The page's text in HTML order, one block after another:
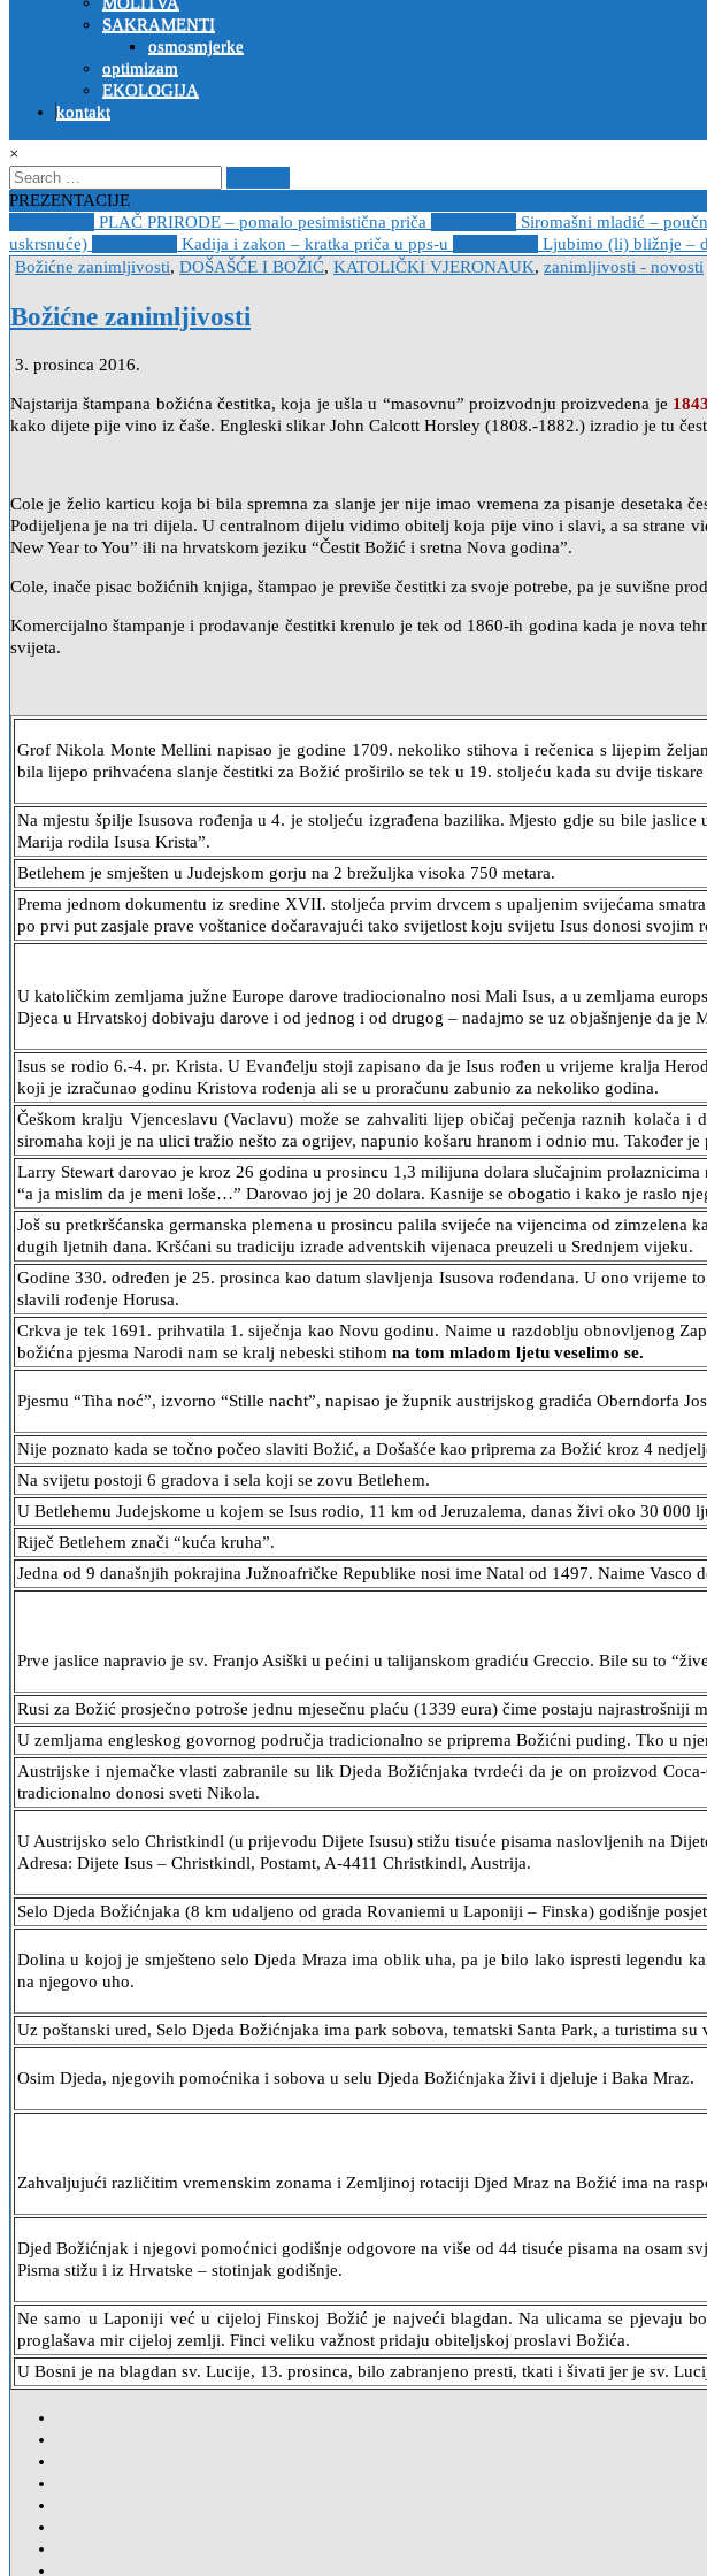
SAKRAMENTI
osmosmjerke
optimizam
EKOLOGIJA
kontakt
×
Search
for:
PREZENTACIJE
PLAČ PRIRODE – pomalo pesimistična priča Siromašni mladić –
uskrsnuće)
Kadija i zakon – kratka priča u pps-u Ljubimo (li) bližnje –
Posted
Božićne zanimljivosti, DOŠAŠĆE I BOŽIĆ, KATOLIČKI VJERONAUK, zanimljivosti - novosti
Božićne zanimljivosti
3. prosinca 2016.
Najstarija štampana božićna čestitka, koja je ušla u “masovnu” proizvodnju proizvedena je
kako dijete pije vino iz čaše. Engleski slikar John Calcott Horsley (1808.-1882.) izradio je tu
Cole je želio karticu koja bi bila spremna za slanje jer nije imao vremena za pisanje
Podijeljena je na tri dijela. U centralnom dijelu vidimo obitelj koja pije vino i slavi, a sa strane
New Year to You” ili na hrvatskom jeziku “Čestit Božić i sretna Nova godina”.
Cole, inače pisac božićnih knjiga, štampao je previše čestitki za svoje potrebe, pa je suvišne
Komercijalno štampanje i prodavanje čestitki krenulo je tek od 1860-ih godina kada je nova
svijeta.
Grof Nikola Monte Mellini napisao je godine 1709. nekoliko stihova i rečenica s lijepim
bila lijepo prihvaćena slanje čestitki za Božić proširilo se tek u 19. stoljeću kada su dvije
Na mjestu špilje Isusova rođenja u 4. je stoljeću izgrađena bazilika. Mjesto gdje su bile
Marija rodila Isusa Krista”.
Betlehem je smješten u Judejskom gorju na 2 brežuljka visoka 750 metara.
Prema jednom dokumentu iz sredine XVII. stoljeća prvim drvcem s upaljenim svijećama
po prvi put zasjale prave voštanice dočaravajući tako svijetlost koju svijetu Isus donosi svojim
U katoličkim zemljama južne Europe darove tradiocionalno nosi Mali Isus, a u zemljama
Djeca u Hrvatskoj dobivaju darove i od jednog i od drugog – nadajmo se uz objašnjenje da
Isus se rodio 6.-4. pr. Krista. U Evanđelju stoji zapisano da je Isus rođen u vrijeme kralja
koji je izračunao godinu Kristova rođenja ali se u proračunu zabunio za nekoliko godina.
Češkom kralju Vjenceslavu (Vaclavu) može se zahvaliti lijep običaj pečenja raznih kolača
siromaha koji je na ulici tražio nešto za ogrijev, napunio košaru hranom i odnio mu. Također
Larry Stewart darovao je kroz 26 godina u prosincu 1,3 milijuna dolara slučajnim
“a ja mislim da je meni loše…” Darovao joj je 20 dolara. Kasnije se obogatio i kako je raslo
Još su pretkršćanska germanska plemena u prosincu palila svijeće na vijencima od
dugih ljetnih dana. Kršćani su tradiciju izrade adventskih vijenaca preuzeli u Srednjem vijeku.
Godine 330. određen je 25. prosinca kao datum slavljenja Isusova rođendana. U ono
slavili rođenje Horusa.
Crkva je tek 1691. prihvatila 1. siječnja kao Novu godinu. Naime u razdoblju obnovljenog
božićna pjesma Narodi nam se kralj nebeski stihom na tom mladom ljetu veselimo se.
Pjesmu “Tiha noć”, izvorno “Stille nacht”, napisao je župnik austrijskog gradića Oberndorfa
Nije poznato kada se točno počeo slaviti Božić, a Došašće kao priprema za Božić kroz 4
Na svijetu postoji 6 gradova i sela koji se zovu Betlehem.
U Betlehemu Judejskome u kojem se Isus rodio, 11 km od Jeruzalema, danas živi oko 30 000
Riječ Betlehem znači “kuća kruha”.
Jedna od 9 današnjih pokrajina Južnoafričke Republike nosi ime Natal od 1497. Naime
Prve jaslice napravio je sv. Franjo Asiški u pećini u talijanskom gradiću Greccio. Bile su to
Rusi za Božić prosječno potroše jednu mjesečnu plaću (1339 eura) čime postaju najrastrošniji
U zemljama engleskog govornog područja tradicionalno se priprema Božićni puding. Tko u
Austrijske i njemačke vlasti zabranile su lik Djeda Božićnjaka tvrdeći da je on proizvod
tradicionalno donosi sveti Nikola.
U Austrijsko selo Christkindl (u prijevodu Dijete Isusu) stižu tisuće pisama naslovljenih na
Adresa: Dijete Isus – Christkindl, Postamt, A-4411 Christkindl, Austrija.
Selo Djeda Božićnjaka (8 km udaljeno od grada Rovaniemi u Laponiji – Finska) godišnje
Dolina u kojoj je smješteno selo Djeda Mraza ima oblik uha, pa je bilo lako ispresti legendu
na njegovo uho.
Uz poštanski ured, Selo Djeda Božićnjaka ima park sobova, tematski Santa Park, a turistima
Osim Djeda, njegovih pomoćnika i sobova u selu Djeda Božićnjaka živi i djeluje i Baka Mraz.
Zahvaljujući različitim vremenskim zonama i Zemljinoj rotaciji Djed Mraz na Božić ima na
Djed Božićnjak i njegovi pomoćnici godišnje odgovore na više od 44 tisuće pisama na osam
Pisma stižu i iz Hrvatske – stotinjak godišnje.
Ne samo u Laponiji već u cijeloj Finskoj Božić je najveći blagdan. Na ulicama se pjevaju
proglašava mir cijeloj zemlji. Finci veliku važnost pridaju obiteljskoj proslavi Božića.
U Bosni je na blagdan sv. Lucije, 13. prosinca, bilo zabranjeno presti, tkati i šivati jer je sv.